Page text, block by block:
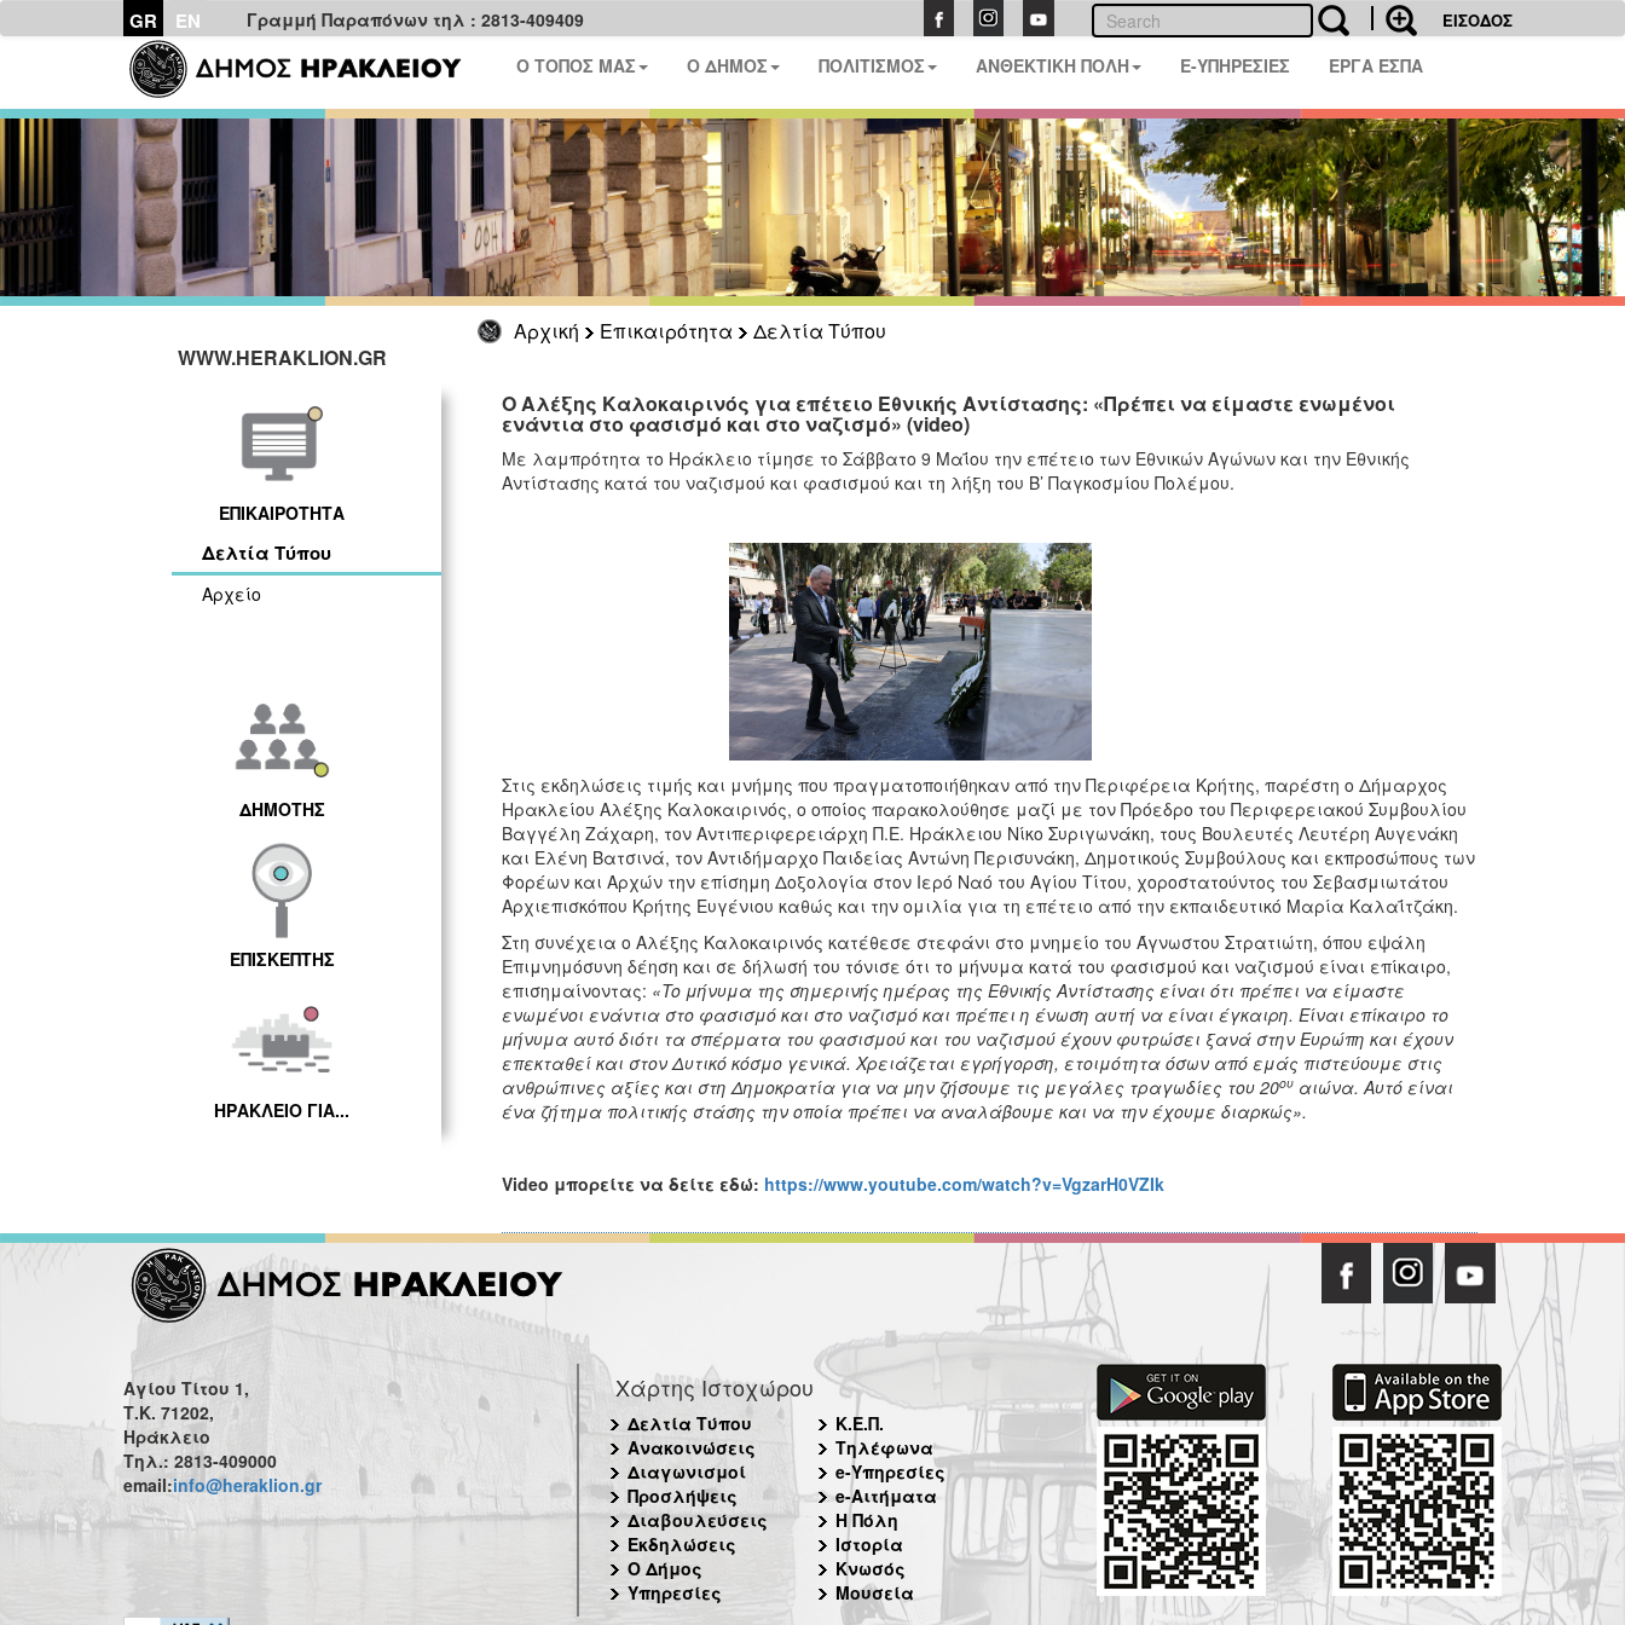
GR EN Γραμμή Παραπόνων τηλ : 2813-409409 ΕΙΣΟΔΟΣ
Ο ΤΟΠΟΣ ΜΑΣ Ο ΔΗΜΟΣ ΠΟΛΙΤΙΣΜΟΣ ΑΝΘΕΚΤΙΚΗ ΠΟΛΗ E-ΥΠΗΡΕΣΙΕΣ ΕΡΓΑ ΕΣΠΑ
Αρχική Επικαιρότητα
Δελτία Τύπου
WWW.HERAKLION.GR
ΕΠΙΚΑΙΡΟΤΗΤΑ
Δελτία Τύπου
Αρχείο
ΔΗΜΟΤΗΣ
ΕΠΙΣΚΕΠΤΗΣ
ΗΡΑΚΛΕΙΟ ΓΙΑ...
Ο Αλέξης Καλοκαιρινός για επέτειο Εθνικής Αντίστασης: «Πρέπει να είμαστε ενωμένοι
ενάντια στο φασισμό και στο ναζισμό» (video)
Με λαμπρότητα το Ηράκλειο τίμησε το Σάββατο 9 Μαΐου την επέτειο των Εθνικών Αγώνων και την Εθνικής
Αντίστασης κατά του ναζισμού και φασισμού και τη λήξη του Β’ Παγκοσμίου Πολέμου.
Στις εκδηλώσεις τιμής και μνήμης που πραγματοποιήθηκαν από την Περιφέρεια Κρήτης, παρέστη ο Δήμαρχος
Ηρακλείου Αλέξης Καλοκαιρινός, ο οποίος παρακολούθησε μαζί με τον Πρόεδρο του Περιφερειακού Συμβουλίου
Βαγγέλη Ζάχαρη, τον Αντιπεριφερειάρχη Π.Ε. Ηράκλειου Νίκο Συριγωνάκη, τους Βουλευτές Λευτέρη Αυγενάκη
και Ελένη Βατσινά, τον Αντιδήμαρχο Παιδείας Αντώνη Περισυνάκη, Δημοτικούς Συμβούλους και εκπροσώπους των
Φορέων και Αρχών την επίσημη Δοξολογία στον Ιερό Ναό του Αγίου Τίτου, χοροστατούντος του Σεβασμιωτάτου
Αρχιεπισκόπου Κρήτης Ευγένιου καθώς και την ομιλία για τη επέτειο από την εκπαιδευτικό Μαρία Καλαΐτζάκη.
Στη συνέχεια ο Αλέξης Καλοκαιρινός κατέθεσε στεφάνι στο μνημείο του Άγνωστου Στρατιώτη, όπου εψάλη
Επιμνημόσυνη δέηση και σε δήλωσή του τόνισε ότι το μήνυμα κατά του φασισμού και ναζισμού είναι επίκαιρο,
επισημαίνοντας: «Toμήνυμα της σημερινής ημέρας της Εθνικής Αντίστασης είναι ότι πρέπει να είμαστε
ενωμένοι ενάντια στο φασισμό και στο ναζισμό και πρέπει η ένωση αυτή να είναι έγκαιρη. Είναι επίκαιρο το
μήνυμα αυτό διότι τα σπέρματα του φασισμού και του ναζισμού έχουν φυτρώσει ξανά στην Ευρώπη και έχουν
επεκταθεί και στον Δυτικό κόσμο γενικά. Χρειάζεται εγρήγορση, ετοιμότητα όσων από εμάς πιστεύουμε στις
ανθρώπινες αξίες και στη Δημοκρατία για να μην ζήσουμε τις μεγάλες τραγωδίες του 20ουαιώνα. Αυτό είναι
ένα ζήτημα πολιτικής στάσης την οποία πρέπει να αναλάβουμε και να την έχουμε διαρκώς».
Video μπορείτε να δείτε εδώ: https://www.youtube.com/watch?v=VgzarH0VZIk
Αγίου Τίτου 1,
Τ.Κ. 71202,
Ηράκλειο
Τηλ.: 2813-409000
email:info@heraklion.gr
Χάρτης Ιστοχώρου
Δελτία Τύπου
Ανακοινώσεις
Διαγωνισμοί
Προσλήψεις
Διαβουλεύσεις
Εκδηλώσεις
Ο Δήμος
Υπηρεσίες
Κ.Ε.Π.
Τηλέφωνα
e-Υπηρεσίες
e-Αιτήματα
Η Πόλη
Ιστορία
Κνωσός
Μουσεία